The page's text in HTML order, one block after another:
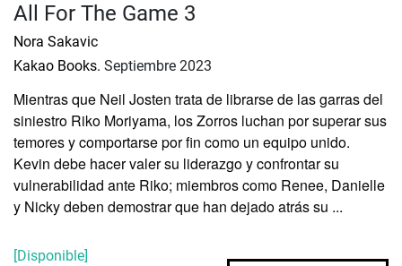
All For The Game 3
Nora Sakavic
Kakao Books. Septiembre 2023
Mientras que Neil Josten trata de librarse de las garras del
siniestro Riko Moriyama, los Zorros luchan por superar sus
temores y comportarse por fin como un equipo unido.
Kevin debe hacer valer su liderazgo y confrontar su
vulnerabilidad ante Riko; miembros como Renee, Danielle
y Nicky deben demostrar que han dejado atrás su ...
[Disponible]